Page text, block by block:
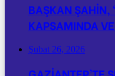
BAŞKAN ŞAHİN,
KAPSAMINDA
Şubat 26, 2026